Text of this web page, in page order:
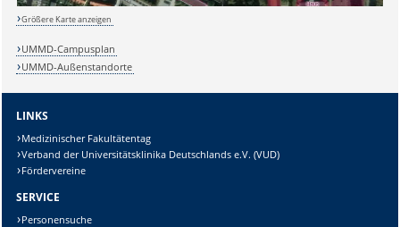
Größere Karte anzeigen
UMMD-Campusplan
UMMD-Außenstandorte
LINKS
Medizinischer Fakultätentag
Verband der Universitätsklinika Deutschlands e.V. (VUD)
Fördervereine
SERVICE
Personensuche